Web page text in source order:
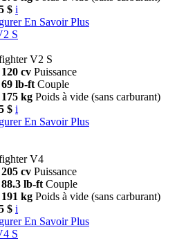
$ i
En Savoir Plus
S
V2 S
120 cv Puissance
69 lb-ft Couple
175 kg Poids à vide (sans carburant)
$ i
En Savoir Plus
V4
205 cv Puissance
88.3 lb-ft Couple
191 kg Poids à vide (sans carburant)
$ i
En Savoir Plus
S